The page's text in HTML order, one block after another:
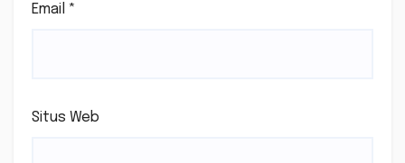
Email *
Situs Web